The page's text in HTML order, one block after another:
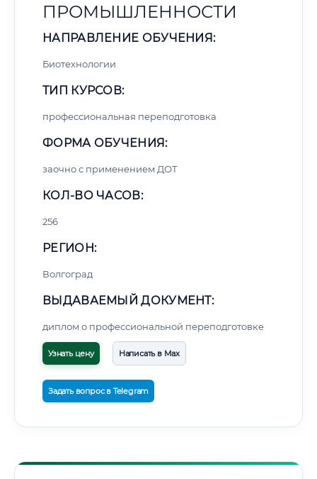
ПРОМЫШЛЕННОСТИ
НАПРАВЛЕНИЕ ОБУЧЕНИЯ:
Биотехнологии
ТИП КУРСОВ:
профессиональная переподготовка
ФОРМА ОБУЧЕНИЯ:
заочно с применением ДОТ
КОЛ-ВО ЧАСОВ:
256
РЕГИОН:
Волгоград
ВЫДАВАЕМЫЙ ДОКУМЕНТ:
диплом о профессиональной переподготовке
Узнать цену Написать в Max
Задать вопрос в Telegram